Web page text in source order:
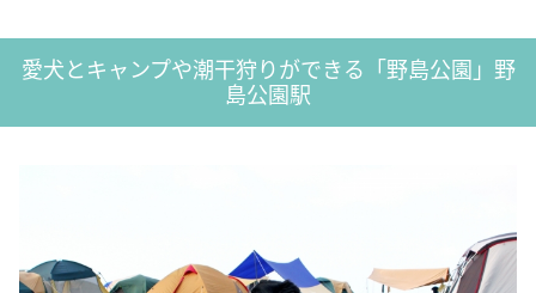
愛犬とキャンプや潮干狩りができる「野島公園」野
島公園駅